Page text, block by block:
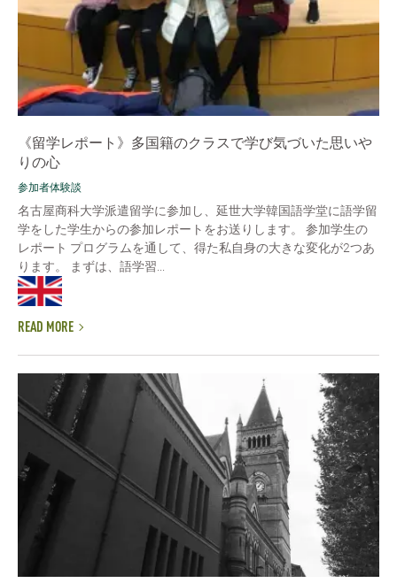
《留学レポート》多国籍のクラスで学び気づいた思いや
りの心
参加者体験談
名古屋商科大学派遣留学に参加し、延世大学韓国語学堂に語学留
学をした学生からの参加レポートをお送りします。 参加学生の
レポート プログラムを通して、得た私自身の大きな変化が2つあ
ります。 まずは、語学習...
READ MORE